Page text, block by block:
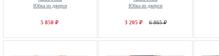
Юбка из джерси
5 850 ₽
Юбка из джерси
3 205 ₽ 6 865 ₽